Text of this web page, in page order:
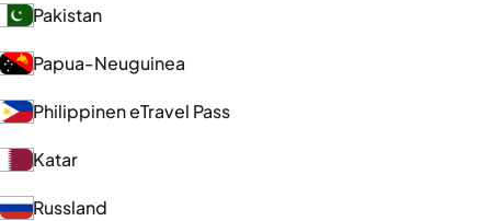
Pakistan
Papua-Neuguinea
Philippinen eTravel Pass
Katar
Russland